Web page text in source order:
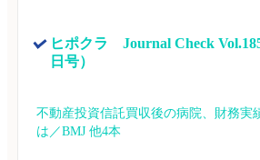
ヒポクラ　Journal Check
日号）
不動産投資信託買収後の病院、財務実
は／BMJ 他4本